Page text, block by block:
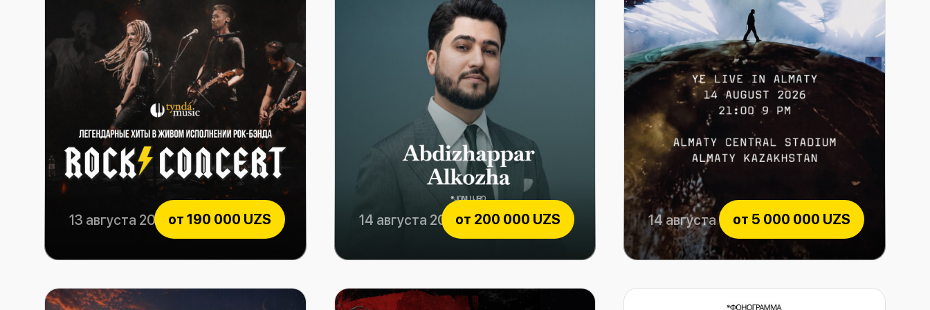
от 190 000 UZS
Rock Consert
13 августа 2026 от 200 000 UZS
ABDIZHAPPAR ALKOZHA
14 августа 2026 от 5 000 000 UZS
YE LIVE IN ALMATY
14 августа 2026